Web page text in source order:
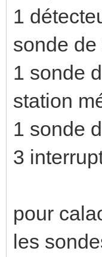
1
sonde
1 sonde
station
1 sonde
3
pour
les